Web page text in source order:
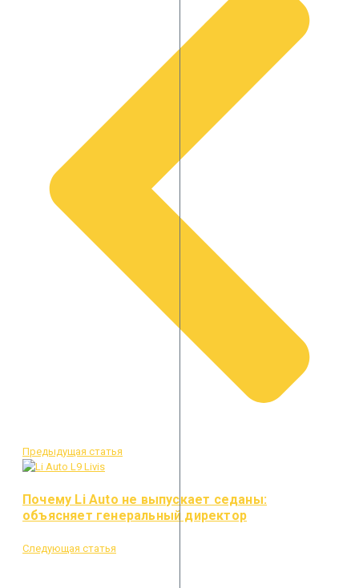
Предыдущая статья
Почему Li Auto не выпускает седаны:
объясняет генеральный директор
Следующая статья